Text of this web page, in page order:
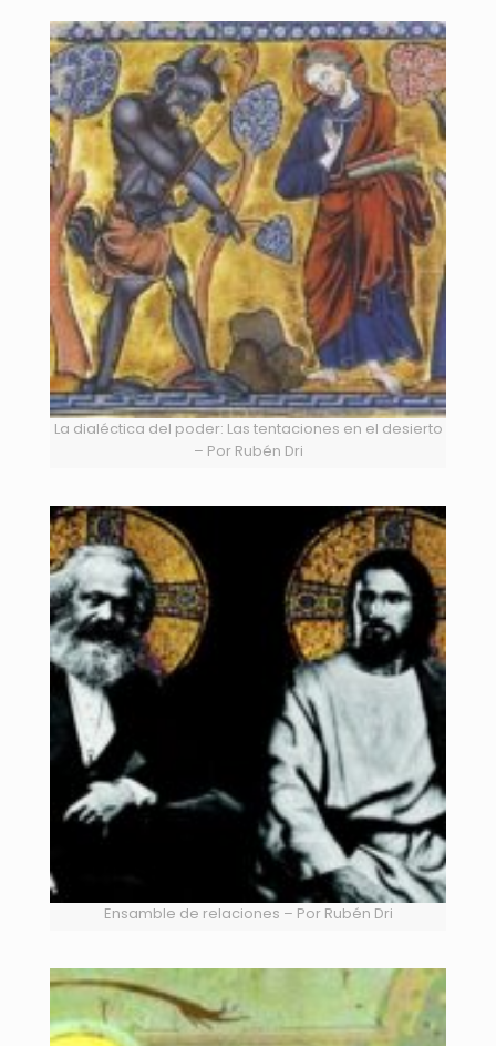
La dialéctica del poder: Las tentaciones en el desierto
– Por Rubén Dri
Ensamble de relaciones – Por Rubén Dri